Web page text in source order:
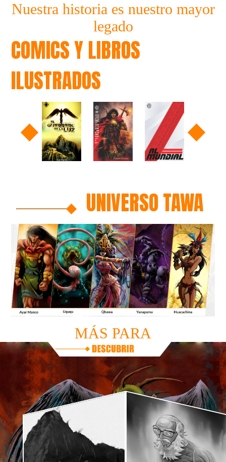
Nuestra historia es nuestro mayor
legado
COMICS Y LIBROS
ILUSTRADOS
UNIVERSO TAWA
MÁS PARA